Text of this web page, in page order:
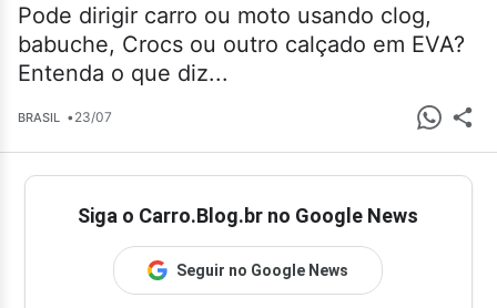
Pode dirigir carro ou moto usando clog,
babuche, Crocs ou outro calçado em EVA?
Entenda o que diz...
BRASIL •23/07
Siga o Carro.Blog.br no Google News
Seguir no Google News